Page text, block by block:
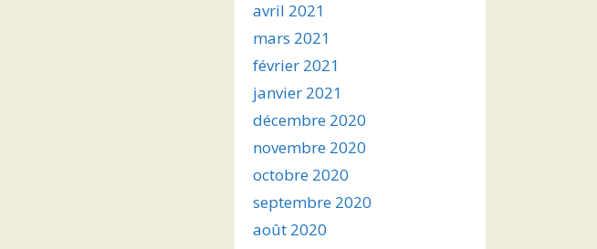
avril 2021
mars 2021
février 2021
janvier 2021
décembre 2020
novembre 2020
octobre 2020
septembre 2020
août 2020